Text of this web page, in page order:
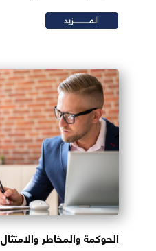
المـــــــــــزيد
الحوكمة والمخاطر والامتثال